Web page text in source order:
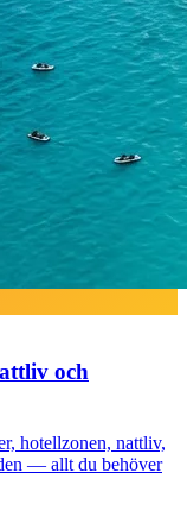
och
hotellzonen, nattliv,
— allt du behöver